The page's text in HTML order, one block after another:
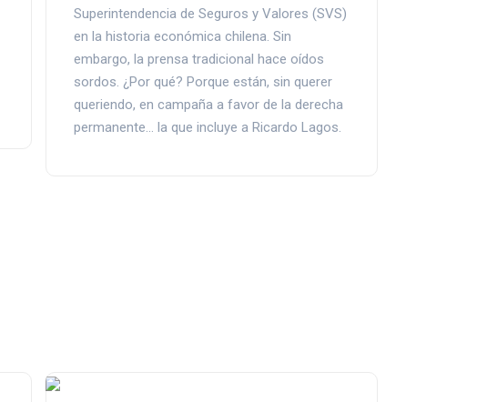
Superintendencia de Seguros y Valores (SVS)
en la historia económica chilena. Sin
embargo, la prensa tradicional hace oídos
sordos. ¿Por qué? Porque están, sin querer
queriendo, en campaña a favor de la derecha
permanente… la que incluye a Ricardo Lagos.